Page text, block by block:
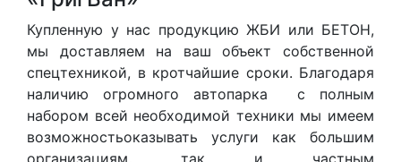
Купленную у нас продукцию ЖБИ или БЕТОН,
мы доставляем на ваш объект собственной
спецтехникой, в кротчайшие сроки. Благодаря
наличию огромного автопарка с полным
набором всей необходимой техники мы имеем
возможностьоказывать услуги как большим
организациям, так и частным